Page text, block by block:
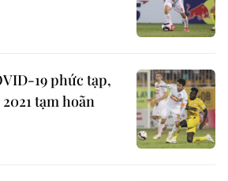
19 phức tạp,
tạm hoãn